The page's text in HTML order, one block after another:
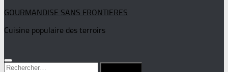
GOURMANDISE SANS FRONTIERES
Cuisine populaire des terroirs
Rechercher :